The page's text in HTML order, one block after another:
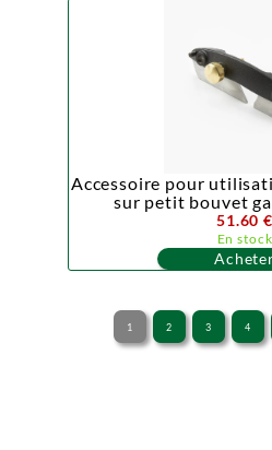
Accessoire pour
sur petit bouvet
51.60 €
En stock
1 2 3 4